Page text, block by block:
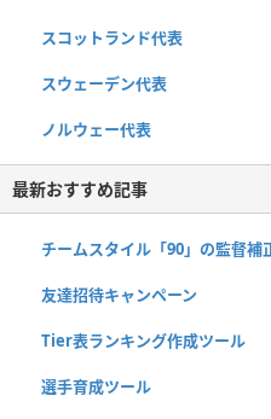
スコットランド代表
スウェーデン代表
ノルウェー代表
最新おすすめ記事
チームスタイル「90」の監督補
友達招待キャンペーン
Tier表ランキング作成ツール
選手育成ツール